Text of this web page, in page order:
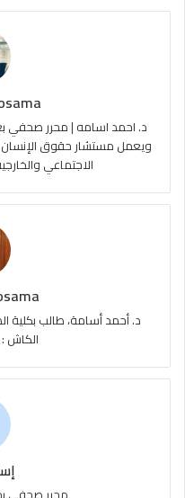
e
ا
م
د. احمد اسامه | محرر صحفي
ويعمل مستشار حقوق
الاجتماعي والخارجية
د. أحمد أسامة، طالب
الكاش :